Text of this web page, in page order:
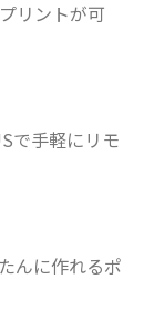
リントが可
で手軽にリモ
んに作れるポ